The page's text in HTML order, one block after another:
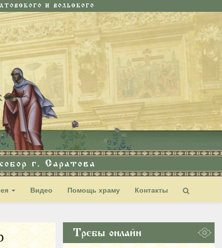
И ВОЛЬСКОГО
г. Саратова
Видео Помощь храму Контакты
Требы онлайн